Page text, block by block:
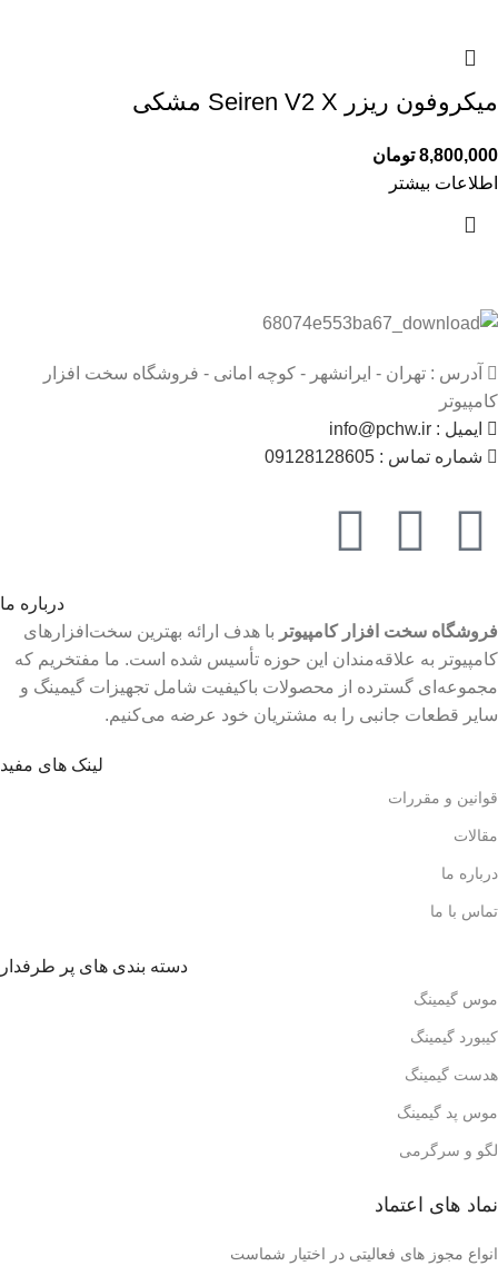
میکروفون ریزر Seiren V2 X مشکی
8,800,000 تومان
اطلاعات بیشتر
آدرس : تهران - ایرانشهر - کوچه امانی - فروشگاه سخت افزار
کامپیوتر
ایمیل : info@pchw.ir
شماره تماس : 09128128605
درباره ما
فروشگاه سخت افزار کامپیوتر با هدف ارائه بهترین سخت‌افزارهای
کامپیوتر به علاقه‌مندان این حوزه تأسیس شده است. ما مفتخریم که
مجموعه‌ای گسترده از محصولات باکیفیت شامل تجهیزات گیمینگ و
سایر قطعات جانبی را به مشتریان خود عرضه می‌کنیم.
لینک های مفید
قوانین و مقررات
مقالات
درباره ما
تماس با ما
دسته بندی های پر طرفدار
موس گیمینگ
کیبورد گیمینگ
هدست گیمینگ
موس پد گیمینگ
لگو و سرگرمی
نماد های اعتماد
انواع مجوز های فعالیتی در اختیار شماست